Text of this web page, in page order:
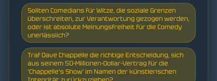
Sollten Comedians für Witze, die soziale Grenzen
überschreiten, zur Verantwortung gezogen werden,
oder ist absolute Meinungsfreiheit für die Comedy
unerlässlich?
Traf Dave Chappelle die richtige Entscheidung, sich
aus seinem 50-Millionen-Dollar-Vertrag für die
'Chappelle's Show' im Namen der künstlerischen